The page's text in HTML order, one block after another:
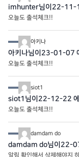
imhunter님이22-11-
오늘도 출석체크!!
아키나
아키나님이23-01-07
오늘도 출석체크!!
siot1
siot1님이22-12-22 에
오늘도 출석체크!!
damdam do
damdam do님이22-
알림 확인해서 삭제해야지